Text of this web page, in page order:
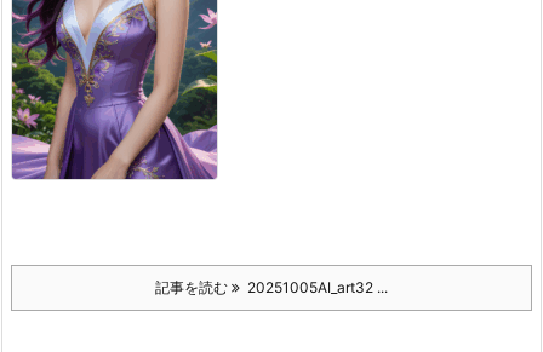
記事を読む 20251005AI_art32 ...